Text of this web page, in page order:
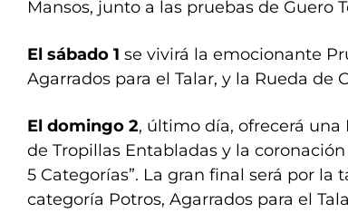
Mansos, junto a las pruebas de Guero
El sábado 1 se vivirá la emocionante
Agarrados para el Talar, y la Rueda de
El domingo 2, último día, ofrecerá una
de Tropillas Entabladas y la
5 Categorías”. La gran final será por la
categoría Potros, Agarrados para el